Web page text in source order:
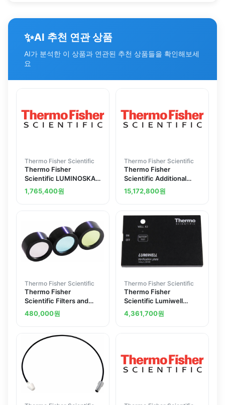
✨AI 추천 연관 상품
AI가 분석한 이 상품과 연관된 추천 상품들을 확인해보세
요
Thermo Fisher Scientific
Thermo Fisher
Scientific LUMINOSKAN
ASCENT NON STOCK IT
1,765,400원
Thermo Fisher Scientific
Thermo Fisher
Scientific Additional
Dispenser Kit for
Fluoroskan Ascent FL
and Luminometer
15,172,800원
Thermo Fisher Scientific
Thermo Fisher
Scientific Filters and
Accessories for Thermo
Scientific Fluoroskan
Luminoskan Microplate
Readers
480,000원
Thermo Fisher Scientific
Thermo Fisher
Scientific Lumiwell
Verification Plate for
Varioskan LUX
4,361,700원